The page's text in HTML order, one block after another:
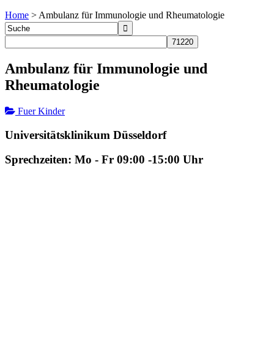
Home > Ambulanz für Immunologie und Rheumatologie
Ambulanz für Immunologie und
Rheumatologie
Fuer Kinder
Universitätsklinikum Düsseldorf
Sprechzeiten: Mo - Fr 09:00 -15:00 Uhr